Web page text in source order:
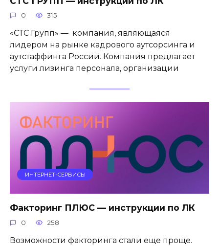
0 315
«СТС Групп» — компания, являющаяся
лидером на рынке кадрового аутсорсинга и
аутстаффинга России. Компания предлагает
услуги лизинга персонала, организации
ИНТЕРНЕТ-СЕРВИСЫ
Факторинг ПЛЮС — инструкции по ЛК
0 258
Возможности факторинга стали еще проще.